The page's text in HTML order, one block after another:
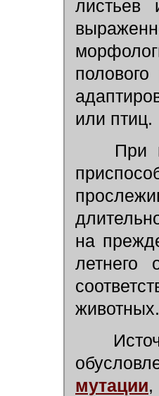
листьев
или птиц.
При
на
летнего
животных.
мутации